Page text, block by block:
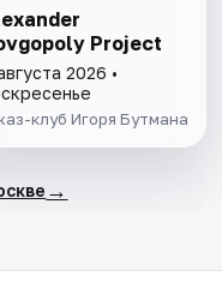
Project
2026 •
клуб Игоря Бутмана
→